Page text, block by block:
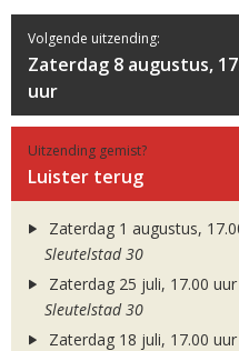
Volgende uitzending:
Zaterdag 8 augustus,
uur
Uitzending gemist?
Luister terug
Zaterdag 1 augustus,
Sleutelstad 30
Zaterdag 25 juli, 17.00 uur
Sleutelstad 30
Zaterdag 18 juli, 17.00 uur